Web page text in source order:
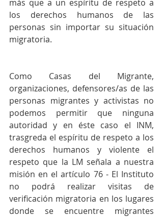
más que a un espíritu de respeto a
los derechos humanos de las
personas sin importar su situación
migratoria.
Como Casas del Migrante,
organizaciones, defensores/as de las
personas migrantes y activistas no
podemos permitir que ninguna
autoridad y en éste caso el INM,
trasgreda el espíritu de respeto a los
derechos humanos y violente el
respeto que la LM señala a nuestra
misión en el artículo 76 - El Instituto
no podrá realizar visitas de
verificación migratoria en los lugares
donde se encuentre migrantes